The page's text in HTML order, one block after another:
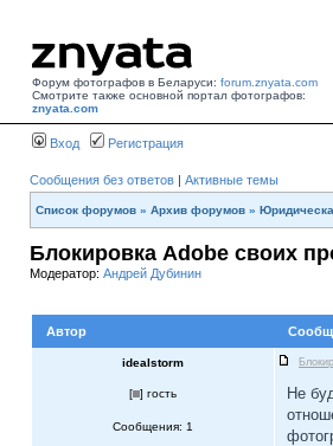
Форум фотографов в Беларуси: forum.znyata.com
Смотрите также основной портал фотографов:
znyata.com
Вход Регистрация
Сообщения без ответов | Активные темы
Список форумов » Архив форумов »
Блокировка Adobe своих
Модератор: Андрей Дубинин
Автор
idealstorm
[ ] гость
Сообщения: 1
Не